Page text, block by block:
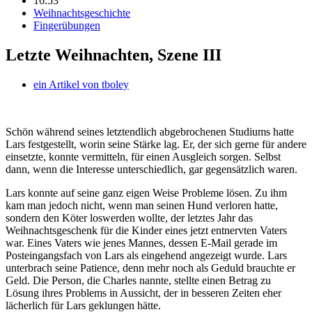
Weihnachtsgeschichte
Fingerübungen
Letzte Weihnachten, Szene III
ein Artikel von tboley
Schön während seines letztendlich abgebrochenen Studiums hatte
Lars festgestellt, worin seine Stärke lag. Er, der sich gerne für andere
einsetzte, konnte vermitteln, für einen Ausgleich sorgen. Selbst
dann, wenn die Interesse unterschiedlich, gar gegensätzlich waren.
Lars konnte auf seine ganz eigen Weise Probleme lösen. Zu ihm
kam man jedoch nicht, wenn man seinen Hund verloren hatte,
sondern den Köter loswerden wollte, der letztes Jahr das
Weihnachtsgeschenk für die Kinder eines jetzt entnervten Vaters
war. Eines Vaters wie jenes Mannes, dessen E-Mail gerade im
Posteingangsfach von Lars als eingehend angezeigt wurde. Lars
unterbrach seine Patience, denn mehr noch als Geduld brauchte er
Geld. Die Person, die Charles nannte, stellte einen Betrag zu
Lösung ihres Problems in Aussicht, der in besseren Zeiten eher
lächerlich für Lars geklungen hätte.